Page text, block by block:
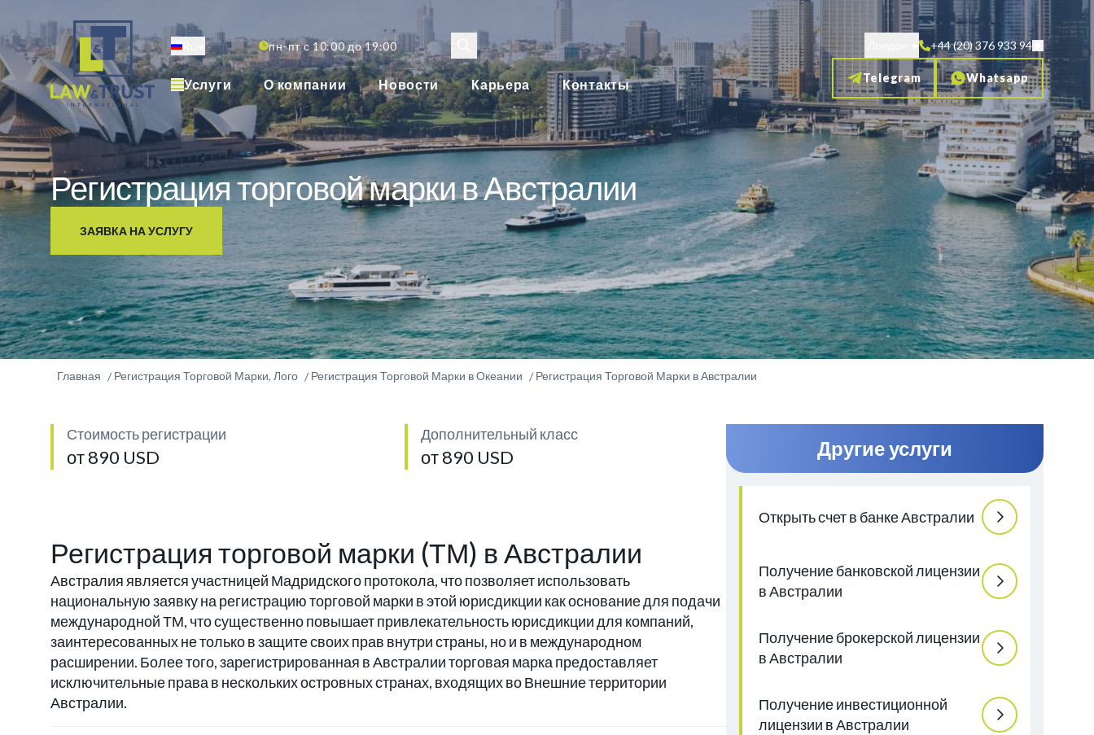
основному
содержанию
пн-пт с 10:00 до 19:00
Услуги О компании Новости Карьера Контакты
+44 (20) 376 933 94
Telegram Whatsapp
Регистрация торговой марки в Австралии
ЗАЯВКА НА УСЛУГУ
Главная Регистрация Торговой Марки, Лого Регистрация Торговой Марки в Океании Регистрация Торговой Марки в Австралии
Стоимость регистрации
от 890 USD
Дополнительный класс
от 890 USD
Регистрация торговой марки (ТМ) в Австралии
Австралия является участницей Мадридского протокола, что позволяет использовать
национальную заявку на регистрацию торговой марки в этой юрисдикции как основание для подачи
международной ТМ, что существенно повышает привлекательность юрисдикции для компаний,
заинтересованных не только в защите своих прав внутри страны, но и в международном
расширении. Более того, зарегистрированная в Австралии торговая марка предоставляет
исключительные права в нескольких островных странах, входящих во Внешние территории
Австралии.
Другие услуги
Открыть счет в банке Австралии
Получение банковской лицензии
в Австралии
Получение брокерской лицензии
в Австралии
Получение инвестиционной
лицензии в Австралии